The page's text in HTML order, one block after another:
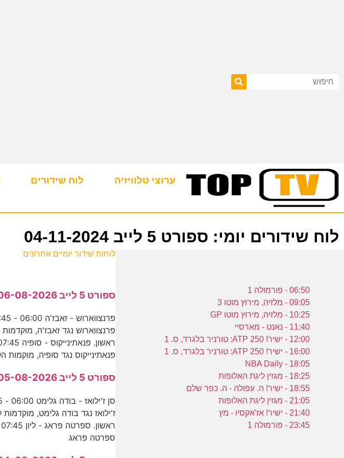
ערוצי טלוויזיה לוח שידורים
לוח שידורים יומי: ספורט 5 לייב 04-11-2024
06:50 - פורמולה 1
09:05 - מלזיה, מירוץ מוטו 3
10:25 - מלזיה, מירוץ מוטו GP
11:40 - נאנט - מארסיי
12:00 - ישיר! ATP 250: טורניר בלגרד, ס. 1
16:00 - ישיר! ATP 250: טורניר בלגרד, ס. 1
18:05 - NBA Daily
18:25 - מגזין ליגת האלופות
18:55 - ישיר! ה. עפולה - ה. כפר שלם
21:05 - מגזין ליגת האלופות
21:40 - ישיר! אז'אקסיו - מץ
23:45 - פורמולה 1
לוחות שידור יומיים אחרונים
ספורט 5 לייב 06-08-2026
פנאתינייקוס נגד סופיה, מוקמות
ספורט 5 לייב 05-08-2026
ספרטה פראג